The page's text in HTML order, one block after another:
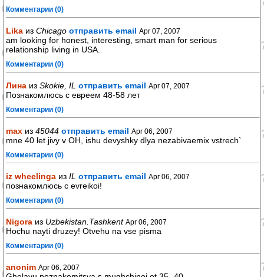
Комментарии (0)
Lika из Chicago отправить email Apr 07, 2007
am looking for honest, interesting, smart man for serious
relationship living in USA.
Комментарии (0)
Лина из Skokie, IL отправить email Apr 07, 2007
Познакомлюсь с евреем 48-58 лет
Комментарии (0)
max из 45044 отправить email Apr 06, 2007
mne 40 let jivy v OH, ishu devyshky dlya nezabivaemix vstrech`
Комментарии (0)
iz wheelinga из IL отправить email Apr 06, 2007
познакомлюсь с evreikoi!
Комментарии (0)
Nigora из Uzbekistan.Tashkent Apr 06, 2007
Hochu nayti druzey! Otvehu na vse pisma
Комментарии (0)
anonim Apr 06, 2007